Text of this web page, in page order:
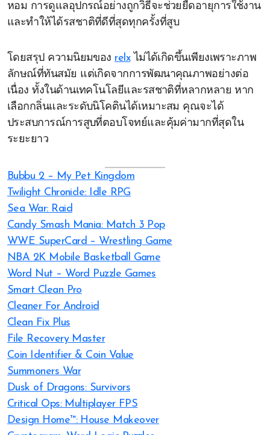
หอม การดูแลอุปกรณ์อย่างถูกวิธีจะช่วยยืดอายุการใช้งาน
และทำให้ได้รสชาติที่ดีที่สุดทุกครั้งที่สูบ
โดยสรุป ความนิยมของ relxไม่ได้เกิดขึ้นเพียงเพราะภาพ
ลักษณ์ที่ทันสมัย แต่เกิดจากการพัฒนาคุณภาพอย่างต่อ
เนื่อง ทั้งในด้านเทคโนโลยีและรสชาติที่หลากหลาย หาก
เลือกกลิ่นและระดับนิโคตินได้เหมาะสม คุณจะได้
ประสบการณ์การสูบที่ตอบโจทย์และคุ้มค่ามากที่สุดใน
ระยะยาว
Bubbu 2 – My Pet Kingdom
Twilight Chronicle: Idle RPG
Sea War: Raid
Candy Smash Mania: Match 3 Pop
WWE SuperCard – Wrestling Game
NBA 2K Mobile Basketball Game
Word Nut – Word Puzzle Games
Smart Clean Pro
Cleaner For Android
Clean Fix Plus
File Recovery Master
Coin Identifier & Coin Value
Summoners War
Dusk of Dragons: Survivors
Critical Ops: Multiplayer FPS
Design Home™: House Makeover